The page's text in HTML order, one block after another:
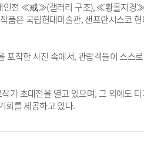
개인전 ≪戒≫(갤러리 구조), ≪황홀
품은 국립현대미술관, 샌프란시스코
포착한 사진 속에서, 관람객들이 스
가 초대전을 열고 있으며, 그 외에도
회를 제공하고 있다.